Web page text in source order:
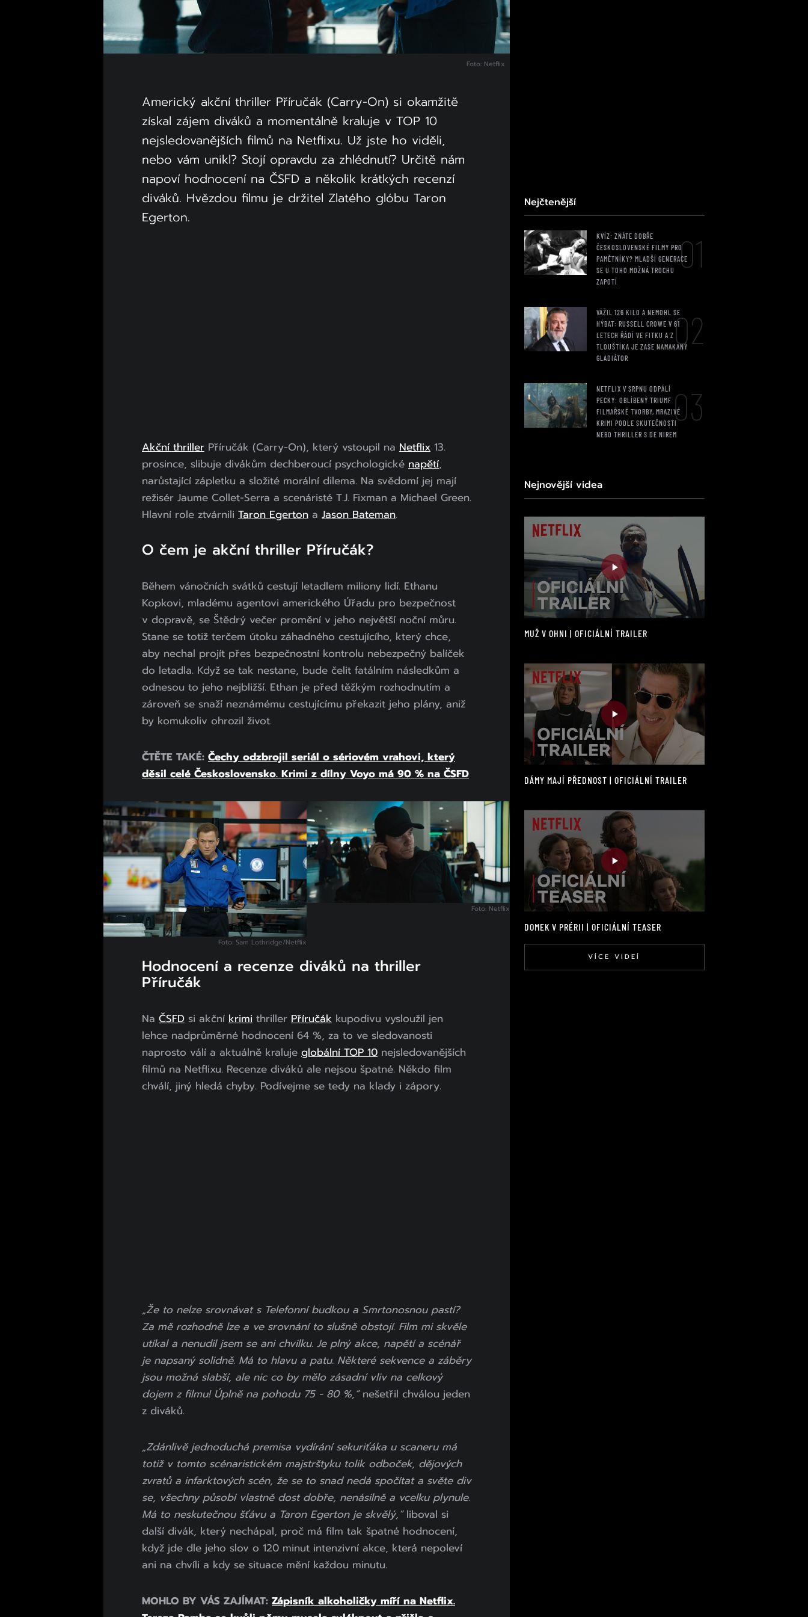
Foto: Netflix
Americký akční thriller Příručák (Carry-On) si okamžitě
získal zájem diváků a momentálně kraluje v TOP 10
nejsledovanějších filmů na Netflixu. Už jste ho viděli,
nebo vám unikl? Stojí opravdu za zhlédnutí? Určitě nám
napoví hodnocení na ČSFD a několik krátkých recenzí
diváků. Hvězdou filmu je držitel Zlatého glóbu Taron
Egerton.
Akční thriller Příručák (Carry-On), který vstoupil na Netflix 13.
prosince, slibuje divákům dechberoucí psychologické napětí,
narůstající zápletku a složité morální dilema. Na svědomí jej mají
režisér Jaume Collet-Serra a scenáristé T.J. Fixman a Michael Green.
Hlavní role ztvárnili Taron Egerton a Jason Bateman.
O čem je akční thriller Příručák?
Během vánočních svátků cestují letadlem miliony lidí. Ethanu
Kopkovi, mladému agentovi amerického Úřadu pro bezpečnost
v dopravě, se Štědrý večer promění v jeho největší noční můru.
Stane se totiž terčem útoku záhadného cestujícího, který chce,
aby nechal projít přes bezpečnostní kontrolu nebezpečný balíček
do letadla. Když se tak nestane, bude čelit fatálním následkům a
odnesou to jeho nejbližší. Ethan je před těžkým rozhodnutím a
zároveň se snaží neznámému cestujícímu překazit jeho plány, aniž
by komukoliv ohrozil život.
ČTĚTE TAKÉ: Čechy odzbrojil seriál o sériovém vrahovi, který
děsil celé Československo. Krimi z dílny Voyo má 90 % na ČSFD
Foto: Sam Lothridge/Netflix
Foto: Netflix
Hodnocení a recenze diváků na thriller
Příručák
Na ČSFD si akční krimi thriller Příručák kupodivu vysloužil jen
lehce nadprůměrné hodnocení 64 %, za to ve sledovanosti
naprosto válí a aktuálně kraluje globální TOP 10 nejsledovanějších
filmů na Netflixu. Recenze diváků ale nejsou špatné. Někdo film
chválí, jiný hledá chyby. Podívejme se tedy na klady i zápory.
„Že to nelze srovnávat s Telefonní budkou a Smrtonosnou pastí?
Za mě rozhodně lze a ve srovnání to slušně obstojí. Film mi skvěle
utíkal a nenudil jsem se ani chvilku. Je plný akce, napětí a scénář
je napsaný solidně. Má to hlavu a patu. Některé sekvence a záběry
jsou možná slabší, ale nic co by mělo zásadní vliv na celkový
dojem z filmu! Úplně na pohodu 75 - 80 %,“nešetřil chválou jeden
z diváků.
„Zdánlivě jednoduchá premisa vydírání sekuriťáka u scaneru má
totiž v tomto scénaristickém majstrštyku tolik odboček, dějových
zvratů a infarktových scén, že se to snad nedá spočítat a světe div
se, všechny působí vlastně dost dobře, nenásilně a vcelku plynule.
Má to neskutečnou šťávu a Taron Egerton je skvělý,“liboval si
další divák, který nechápal, proč má film tak špatné hodnocení,
když jde dle jeho slov o 120 minut intenzivní akce, která nepoleví
ani na chvíli a kdy se situace mění každou minutu.
MOHLO BY VÁS ZAJÍMAT: Zápisník alkoholičky míří na Netflix.
Nejčtenější
KVÍZ: ZNÁTE DOBŘE
ČESKOSLOVENSKÉ FILMY PRO
PAMĚTNÍKY? MLADŠÍ GENERACE
SE U TOHO MOŽNÁ TROCHU
ZAPOTÍ
01
VÁŽIL 126 KILO A NEMOHL SE
HÝBAT: RUSSELL CROWE V 61
LETECH ŘÁDÍ VE FITKU A Z
TLOUŠTÍKA JE ZASE NAMAKANÝ
GLADIÁTOR
02
NETFLIX V SRPNU ODPÁLÍ
PECKY: OBLÍBENÝ TRIUMF
FILMAŘSKÉ TVORBY, MRAZIVÉ
KRIMI PODLE SKUTEČNOSTI
NEBO THRILLER S DE NIREM
03
Nejnovější videa
MUŽ V OHNI | OFICIÁLNÍ TRAILER
DÁMY MAJÍ PŘEDNOST | OFICIÁLNÍ TRAILER
DOMEK V PRÉRII | OFICIÁLNÍ TEASER
VÍCE VIDEÍ